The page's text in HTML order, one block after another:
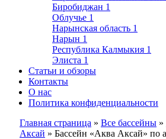
Биробиджан 1
Облучье 1
Нарынская область 1
Нарын 1
Республика Калмыкия 1
Элиста 1
Статьи и обзоры
Контакты
О нас
Политика конфиденциальности
Главная страница » Все бассейны »
Аксай » Бассейн «Аква Аксай» по